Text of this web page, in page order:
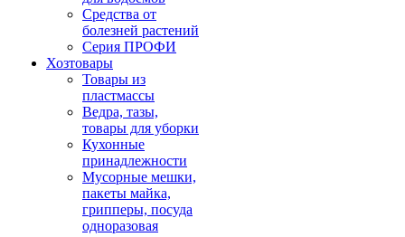
Средства от
болезней растений
Серия ПРОФИ
Хозтовары
Товары из
пластмассы
Ведра, тазы,
товары для уборки
Кухонные
принадлежности
Мусорные мешки,
пакеты майка,
грипперы, посуда
одноразовая